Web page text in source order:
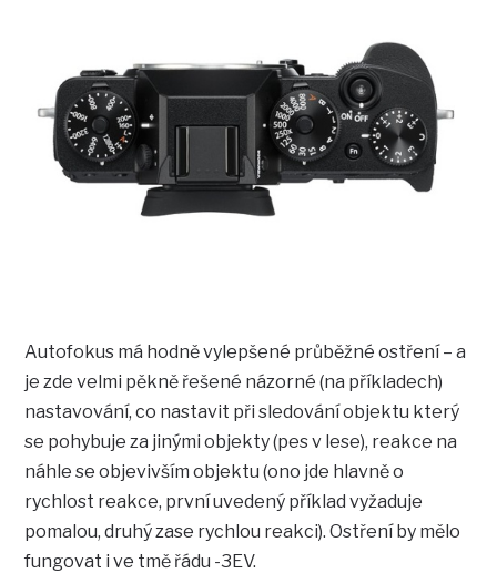
Autofokus má hodně vylepšené průběžné ostření – a
je zde velmi pěkně řešené názorné (na příkladech)
nastavování, co nastavit při sledování objektu který
se pohybuje za jinými objekty (pes v lese), reakce na
náhle se objevivším objektu (ono jde hlavně o
rychlost reakce, první uvedený příklad vyžaduje
pomalou, druhý zase rychlou reakci). Ostření by mělo
fungovat i ve tmě řádu -3EV.